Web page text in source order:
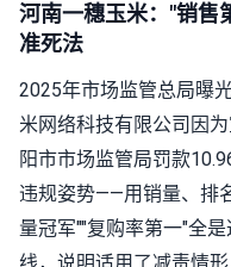
河南一穗玉米："销售
准死法
2025年市场监管总局曝
米网络科技有限公司因
阳市市场监管局罚款
违规姿势——用销量、排
量冠军""复购率第一"全